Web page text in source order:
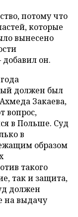
потому что
которые
вынесено
добавил он.
должен был
Закаева,
вопрос,
в Польше. Суд
в
образом
такого
так и защита,
должен
на выдачу